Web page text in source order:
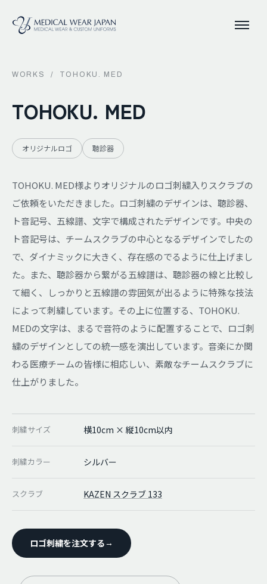
WORKS / TOHOKU. MED
TOHOKU. MED
オリジナルロゴ 聴診器
TOHOKU. MED様よりオリジナルのロゴ刺繍入りスクラブの
ご依頼をいただきました。ロゴ刺繍のデザインは、聴診器、
ト音記号、五線譜、文字で構成されたデザインです。中央の
ト音記号は、チームスクラブの中心となるデザインでしたの
で、ダイナミックに大きく、存在感のでるように仕上げまし
た。また、聴診器から繋がる五線譜は、聴診器の線と比較し
て細く、しっかりと五線譜の雰囲気が出るように特殊な技法
によって刺繍しています。その上に位置する、TOHOKU.
MEDの文字は、まるで音符のように配置することで、ロゴ刺
繍のデザインとしての統一感を演出しています。音楽にか関
わる医療チームの皆様に相応しい、素敵なチームスクラブに
仕上がりました。
刺繍サイズ 横10cm × 縦10cm以内
刺繍カラー シルバー
スクラブ KAZEN スクラブ 133
ロゴ刺繍を注文する →